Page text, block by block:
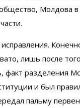
Молдова
лишь после
факт разделения
и был
пальму